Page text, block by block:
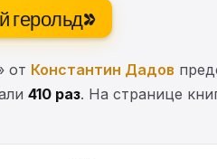
герольд»
от Константин Дадов
410 раз. На странице